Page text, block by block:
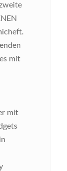
mit
mit